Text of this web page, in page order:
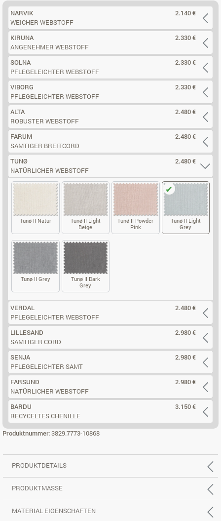
2.140 €
NARVIK
WEICHER WEBSTOFF
2.330 €
KIRUNA
ANGENEHMER WEBSTOFF
2.330 €
SOLNA
PFLEGELEICHTER WEBSTOFF
2.330 €
VIBORG
PFLEGELEICHTER WEBSTOFF
2.480 €
ALTA
ROBUSTER WEBSTOFF
2.480 €
FARUM
SAMTIGER BREITCORD
2.480 €
TUNØ
NATÜRLICHER WEBSTOFF
Tunø II Natur
TUNØ II NATUR
Tunø II Light
Beige
TUNØ II LIGHT BEIGE
Tunø II Powder
Pink
Tunø II Light
Grey
Tunø II Grey
TUNØ II GREY
Tunø II Dark
Grey
2.480 €
VERDAL
PFLEGELEICHTER WEBSTOFF
2.980 €
LILLESAND
SAMTIGER CORD
2.980 €
SENJA
PFLEGELEICHTER SAMT
2.980 €
FARSUND
NATÜRLICHER WEBSTOFF
3.150 €
BARDU
RECYCELTES CHENILLE
Produktnummer:3829.7773-10868
PRODUKTDETAILS
PRODUKTMASSE
MATERIAL EIGENSCHAFTEN